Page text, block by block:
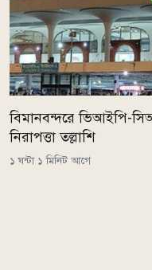
বিমানবন্দরে ভিআইপি-
নিরাপত্তা তল্লাশি
১ ঘন্টা ১ মিনিট আগে